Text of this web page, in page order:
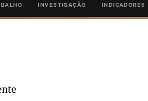
INVESTIGAÇÃO INDICADORES